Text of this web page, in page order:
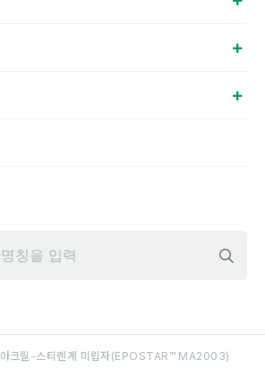
아크릴-스티렌계 미립자(EPOSTAR™ MA2003)